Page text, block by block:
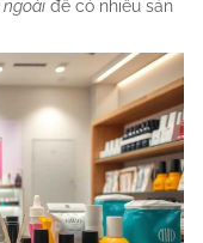
ngoài để có nhiều sản